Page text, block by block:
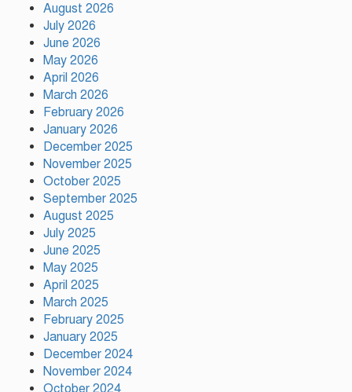
August 2026
July 2026
June 2026
May 2026
April 2026
March 2026
February 2026
January 2026
December 2025
November 2025
October 2025
September 2025
August 2025
July 2025
June 2025
May 2025
April 2025
March 2025
February 2025
January 2025
December 2024
November 2024